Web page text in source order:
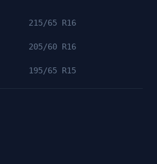
215/65 R16
205/60 R16
195/65 R15